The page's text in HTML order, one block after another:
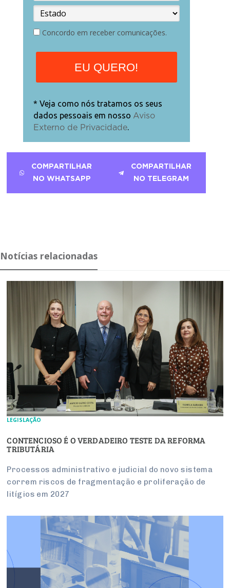
Concordo em receber comunicações.
EU QUERO!
* Veja como nós tratamos os seus
dados pessoais em nosso Aviso
Externo de Privacidade.
COMPARTILHAR
NO WHATSAPP
COMPARTILHAR
NO TELEGRAM
Notícias relacionadas
LEGISLAÇÃO
CONTENCIOSO É O VERDADEIRO TESTE DA REFORMA
TRIBUTÁRIA
Processos administrativo e judicial do novo sistema
correm riscos de fragmentação e proliferação de
litígios em 2027